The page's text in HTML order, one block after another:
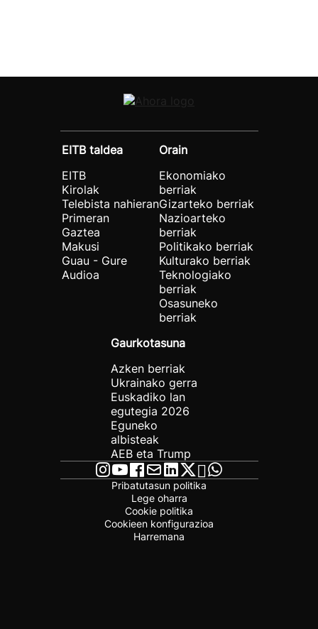
EITB taldea
EITB
Kirolak
Telebista nahieran
Primeran
Gaztea
Makusi
Guau - Gure
Audioa
Orain
Ekonomiako
berriak
Gizarteko berriak
Nazioarteko
berriak
Politikako berriak
Kulturako berriak
Teknologiako
berriak
Osasuneko
berriak
Gaurkotasuna
Azken berriak
Ukrainako gerra
Euskadiko lan
egutegia 2026
Eguneko
albisteak
AEB eta Trump
Pribatutasun politika
Lege oharra
Cookie politika
Cookieen konfigurazioa
Harremana